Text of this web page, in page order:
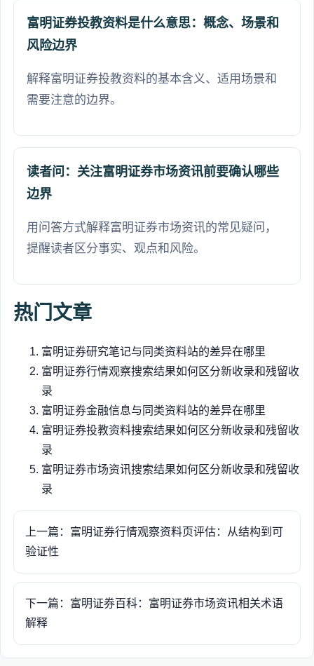
富明证券投教资料是什么意思：概念、场景和
风险边界
解释富明证券投教资料的基本含义、适用场景和
需要注意的边界。
读者问：关注富明证券市场资讯前要确认哪些
边界
用问答方式解释富明证券市场资讯的常见疑问，
提醒读者区分事实、观点和风险。
热门文章
富明证券研究笔记与同类资料站的差异在哪里
富明证券行情观察搜索结果如何区分新收录和残留收
录
富明证券金融信息与同类资料站的差异在哪里
富明证券投教资料搜索结果如何区分新收录和残留收
录
富明证券市场资讯搜索结果如何区分新收录和残留收
录
上一篇：富明证券行情观察资料页评估：从结构到可
验证性
下一篇：富明证券百科：富明证券市场资讯相关术语
解释